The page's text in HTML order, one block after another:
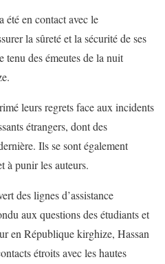
été en contact avec le
la sûreté et la sécurité de ses
tenu des émeutes de la nuit
leurs regrets face aux incidents
étrangers, dont des
Ils se sont également
à punir les auteurs.
des lignes d’assistance
aux questions des étudiants et
en République kirghize, Hassan
étroits avec les hautes